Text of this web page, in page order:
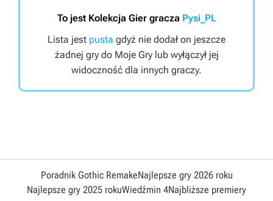
To jest Kolekcja Gier gracza Pysi_PL
Lista jest pusta gdyż nie dodał on jeszcze
żadnej gry do Moje Gry lub wyłączył jej
widoczność dla innych graczy.
Poradnik Gothic RemakeNajlepsze gry 2026 roku
Najlepsze gry 2025 rokuWiedźmin 4Najbliższe premiery